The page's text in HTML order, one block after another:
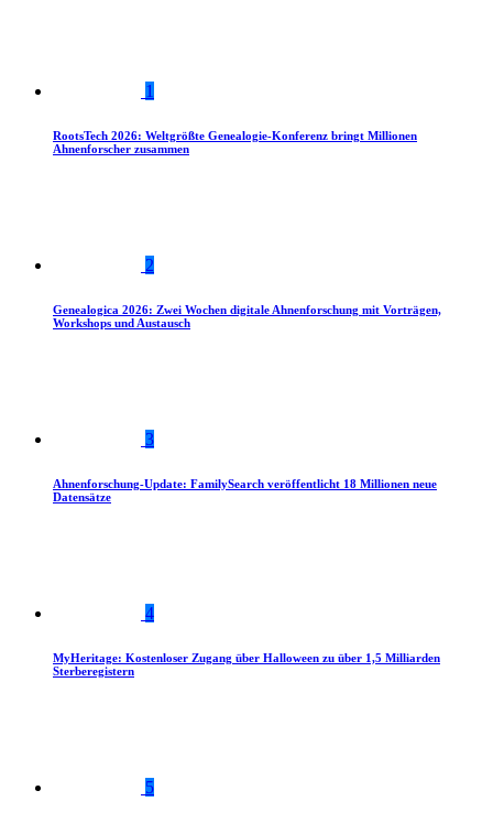
1
RootsTech 2026: Weltgrößte Genealogie-Konferenz bringt Millionen
Ahnenforscher zusammen
2
Genealogica 2026: Zwei Wochen digitale Ahnenforschung mit Vorträgen,
Workshops und Austausch
3
Ahnenforschung-Update: FamilySearch veröffentlicht 18 Millionen neue
Datensätze
4
MyHeritage: Kostenloser Zugang über Halloween zu über 1,5 Milliarden
Sterberegistern
5